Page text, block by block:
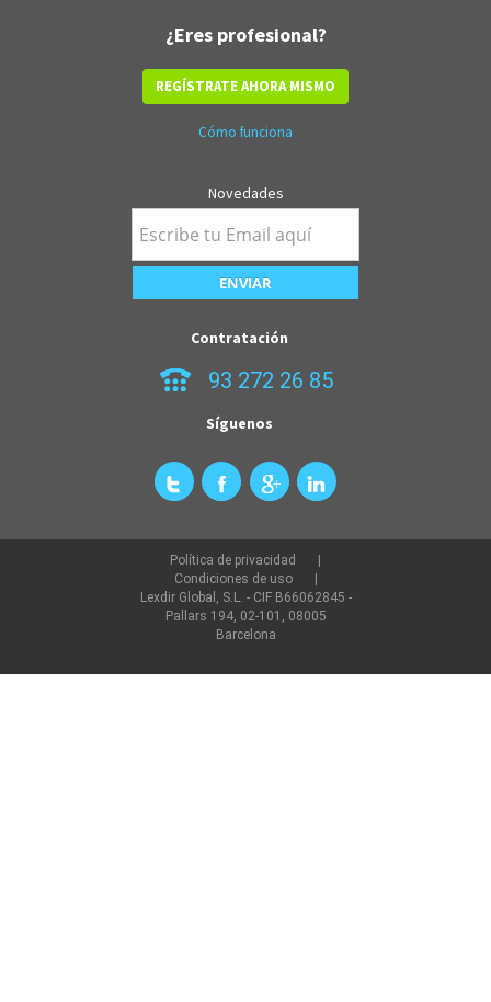
¿Eres profesional?
REGÍSTRATE AHORA MISMO
Cómo funciona
Novedades
Contratación
93 272 26 85
Síguenos
Política de privacidad
Condiciones de uso
Lexdir Global, S.L. - CIF B66062845 -
Pallars 194, 02-101, 08005
Barcelona